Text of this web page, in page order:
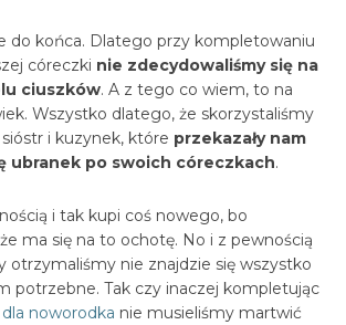
do końca. Dlatego przy kompletowaniu
córeczki nie zdecydowaliśmy się na
ciuszków. A z tego co wiem, to na
Wszystko dlatego, że skorzystaliśmy
i kuzynek, które przekazały nam
ubranek po swoich córeczkach.
i tak kupi coś nowego, bo
ma się na to ochotę. No i z pewnością
otrzymaliśmy nie znajdzie się wszystko
potrzebne. Tak czy inaczej kompletując
noworodka nie musieliśmy martwić